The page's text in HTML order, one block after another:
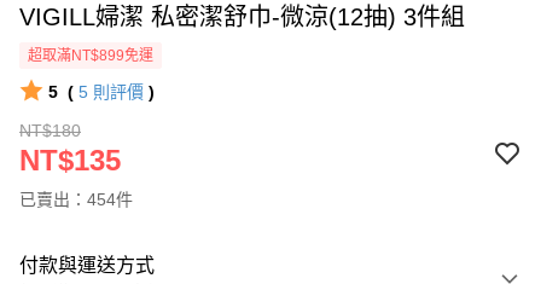
VIGILL婦潔 私密潔舒巾-微涼(12抽) 3件組
超取滿NT$899免運
5 ( 5 則評價 )
NT$180
NT$135
已賣出：454件
付款與運送方式